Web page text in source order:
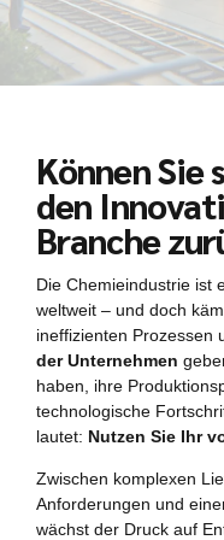
Können Sie
den
Branche
Die Chemieindustrie ist
weltweit – und doch
ineffizienten Prozessen
der Unternehmen
haben, ihre
technologische
lautet: Nutzen Sie Ihr
Zwischen komplexen
Anforderungen und
wächst der Druck auf